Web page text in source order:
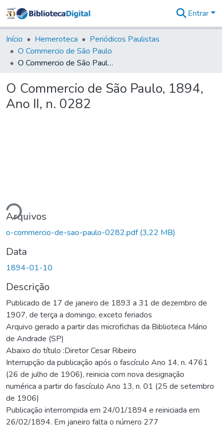
&
Coleções
Tudo na
Biblioteca
Estatísticas
Entrar
Início Hemeroteca
Periódicos Paulistas
O Commercio de São Paulo
O Commercio de São Paulo, 1894, Ano II, n. 0282
O Commercio de São Paulo, 1894,
Ano II, n. 0282
Arquivos
o-commercio-de-sao-paulo-0282.pdf(3,22 MB)
Data
1894-01-10
Descrição
Publicado de 17 de janeiro de 1893 a 31 de dezembro de
1907, de terça a domingo, exceto feriados
Arquivo gerado a partir das microfichas da Biblioteca Mário
de Andrade (SP)
Abaixo do título :Diretor Cesar Ribeiro
Interrupção da publicação após o fascículo Ano 14, n. 4761
(26 de julho de 1906), reinicia com nova designação
numérica a partir do fascículo Ano 13, n. 01 (25 de setembro
de 1906)
Publicação interrompida em 24/01/1894 e reiniciada em
26/02/1894. Em janeiro falta o número 277